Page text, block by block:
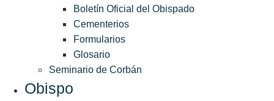
Boletín Oficial del Obispado
Cementerios
Formularios
Glosario
Seminario de Corbán
Obispo